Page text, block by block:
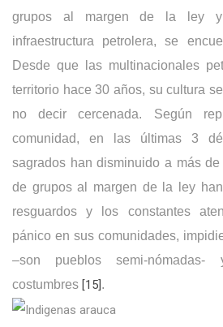
grupos al margen de la ley
infraestructura petrolera, se
Desde que las multinacionales
territorio hace 30 años, su cultura
no decir cercenada. Según
comunidad, en las últimas 3
sagrados han disminuido a más
de grupos al margen de la ley
resguardos y los constantes
pánico en sus comunidades,
–son pueblos semi-
costumbres [15].